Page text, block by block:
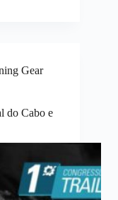
Gear
do Cabo e